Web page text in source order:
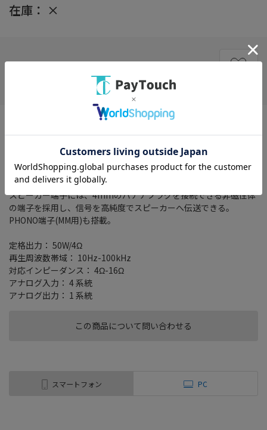
在庫： ×
この商品について問い合わせる
アンプからのエネルギーをロスなく効率的にスピーカーへ伝える
「ダイレクトエナジーデザイン」を強化したプリメインアンプ
ボリューム以外の回路をバイパスするダイレクト回路を搭載し、
従来モデルよりシンプルな回路構成にすることで音の純度が向
上。
スピーカー端子には、4mmのバナナプラグを接続できる非磁性体
の端子を採用し、信号を高純度でスピーカーへ伝送できる。
PHONO端子(MM用)も搭載。
定格出力： 50W/4Ω
再生周波数帯域： 10Hz-100kHz
対応インピーダンス： 4Ω-16Ω
アナログ入力： 4 系統
アナログ出力： 1 系統
スマートフォン PC